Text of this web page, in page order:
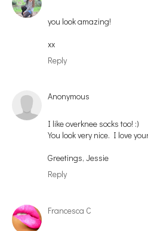
you look amazing!
xx
Reply
Anonymous
I like overknee socks too! :)
You look very nice. I love
Greetings, Jessie
Reply
Francesca C